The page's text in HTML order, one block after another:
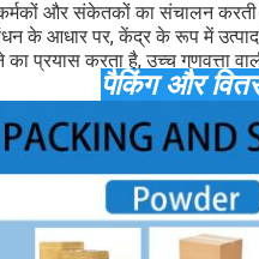
और संकेतकों का संचालन
के आधार पर, केंद्र के रूप में
का प्रयास करता है, उच्च गुणवत्ता
पैकिंग और